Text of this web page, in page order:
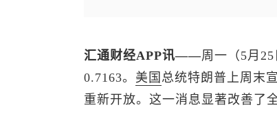
汇通财经APP讯——周一（5月25
0.7163。 美国 总统特朗普上周末
重新开放。这一消息显著改善了